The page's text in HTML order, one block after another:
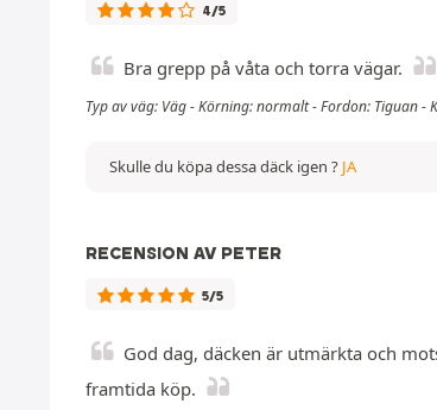
4/5
Bra grepp på våta och torra vägar.
Typ av väg: Väg - Körning: normalt - Fordon: Tiguan -
Skulle du köpa dessa däck igen ? JA
RECENSION AV PETER
5/5
God dag, däcken är utmärkta och
framtida köp.